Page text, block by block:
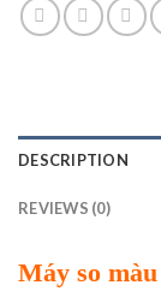
DESCRIPTION
REVIEWS (0)
Máy so